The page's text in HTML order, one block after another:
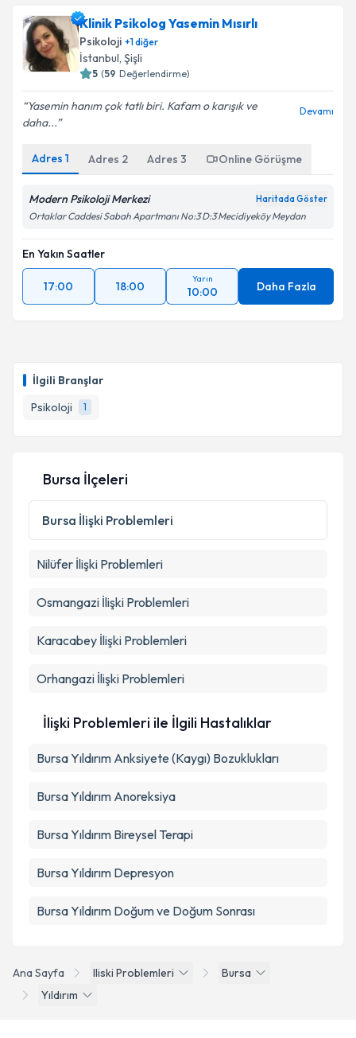
İlgili Branşlar
Psikoloji
1
Klinik Psikolog Yasemin Mısırlı
Psikoloji +1diğer
İstanbul, Şişli
5 (59 Değerlendirme)
Yasemin hanım çok tatlı biri. Kafam o karışık ve
daha...
Devamı
Adres 1 Adres 2 Adres 3 Online Görüşme
Modern Psikoloji Merkezi Haritada Göster
Ortaklar Caddesi Sabah Apartmanı No:3 D:3 Mecidiyeköy Meydan
En Yakın Saatler
17:00 18:00
Yarın
10:00 Daha Fazla
Ana Sayfa Iliski Problemleri
Bursa
Yıldırım
Bursa İlçeleri
Bursa İlişki Problemleri
Nilüfer İlişki Problemleri
Osmangazi İlişki Problemleri
Karacabey İlişki Problemleri
Orhangazi İlişki Problemleri
İlişki Problemleri ile İlgili Hastalıklar
Bursa Yıldırım Anksiyete (Kaygı) Bozuklukları
Bursa Yıldırım Anoreksiya
Bursa Yıldırım Bireysel Terapi
Bursa Yıldırım Depresyon
Bursa Yıldırım Doğum ve Doğum Sonrası